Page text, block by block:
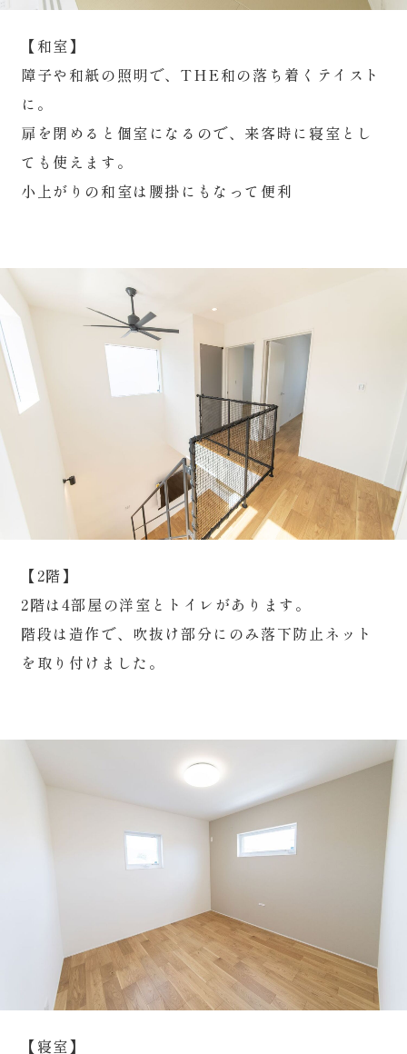
【和室】
障子や和紙の照明で、THE和の落ち着くテイスト
に。
扉を閉めると個室になるので、来客時に寝室とし
ても使えます。
小上がりの和室は腰掛にもなって便利
【2階】
2階は4部屋の洋室とトイレがあります。
階段は造作で、吹抜け部分にのみ落下防止ネット
を取り付けました。
【寝室】